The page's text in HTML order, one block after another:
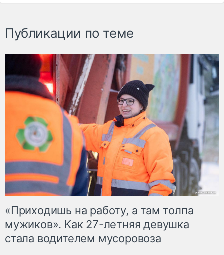
Публикации по теме
«Приходишь на работу, а там толпа
мужиков». Как 27-летняя девушка
стала водителем мусоровоза